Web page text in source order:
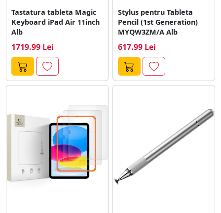
Tastatura tableta Magic
Keyboard iPad Air 11inch
Alb
1719.99 Lei
Stylus pentru Tableta
Pencil (1st Generation)
MYQW3ZM/A Alb
617.99 Lei